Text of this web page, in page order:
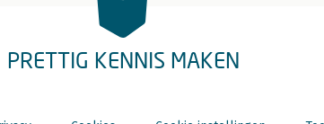
PRETTIG KENNIS MAKEN